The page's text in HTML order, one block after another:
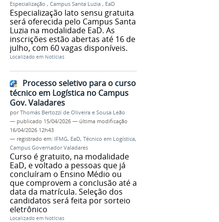
Especialização , Campus Santa Luzia , EaD
Especialização lato sensu gratuita
será oferecida pelo Campus Santa
Luzia na modalidade EaD. As
inscrições estão abertas até 16 de
julho, com 60 vagas disponíveis.
Localizado em Notícias
Processo seletivo para o curso
técnico em Logística no Campus
Gov. Valadares
porThomás Bertozzi de Oliveira e Sousa Leão
— publicado 15/04/2026 — última modificação
16/04/2026 12h43
— registrado em: IFMG, EaD, Técnico em Logística,
Campus Governador Valadares
Curso é gratuito, na modalidade
EaD, e voltado a pessoas que já
concluíram o Ensino Médio ou
que comprovem a conclusão até a
data da matrícula. Seleção dos
candidatos será feita por sorteio
eletrônico
Localizado em Notícias